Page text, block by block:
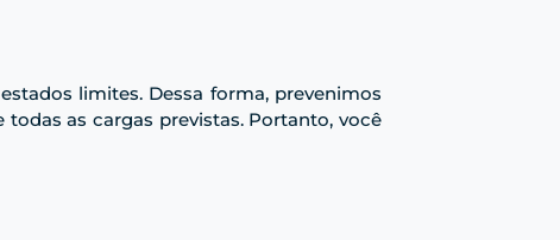
limites. Dessa forma, prevenimos
as cargas previstas. Portanto, você